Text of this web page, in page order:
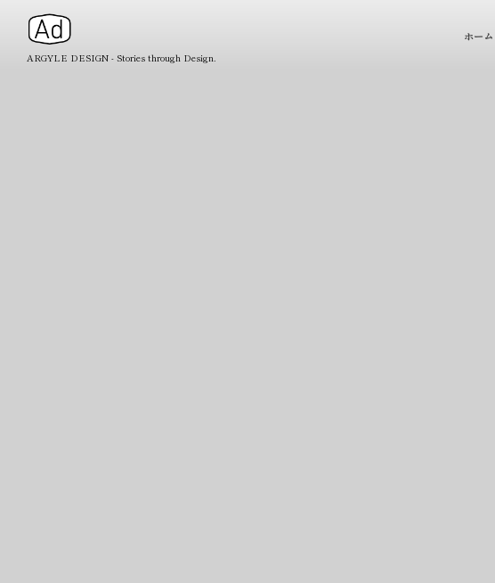
ARGYLE DESIGN - Stories through Design.
ホーム